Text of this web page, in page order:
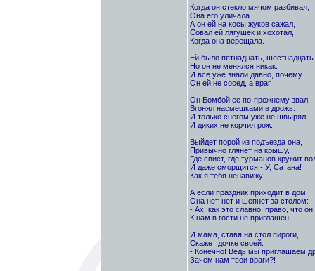
Когда он стекло мячом разбивал,
Она его уличала.
А он ей на косы жуков сажал,
Совал ей лягушек и хохотал,
Когда она верещала.
Ей было пятнадцать,
Но он не менялся никак.
И все уже знали давно, почему
Он ей не сосед, а враг.
Он Бомбой ее по-прежнему звал,
Вгонял насмешками в дрожь.
И только снегом уже не швырял
И диких не корчил рож.
Выйдет порой из подъезда она,
Привычно глянет на крышу,
Где свист, где турманов кружит
И даже сморщится:- У, Сатана!
Как я тебя ненавижу!
А если праздник приходит в дом,
Она нет-нет и шепнет за столом:
- Ах, как это славно, право, что он
К нам в гости не приглашен!
И мама, ставя на стол пироги,
Скажет дочке своей:
- Конечно! Ведь мы приглашаем
Зачем нам твои враги?!